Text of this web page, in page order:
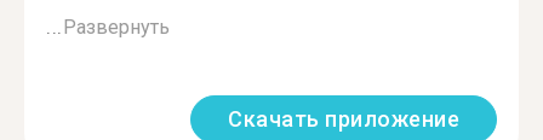
...Развернуть
Скачать приложение